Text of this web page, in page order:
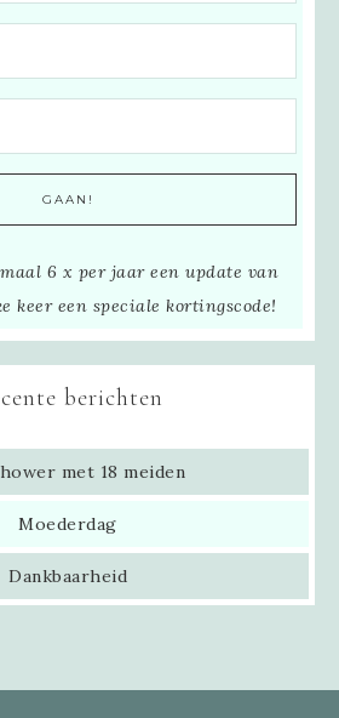
6 x per jaar een update van
keer een speciale kortingscode!
berichten
met 18 meiden
Moederdag
Dankbaarheid